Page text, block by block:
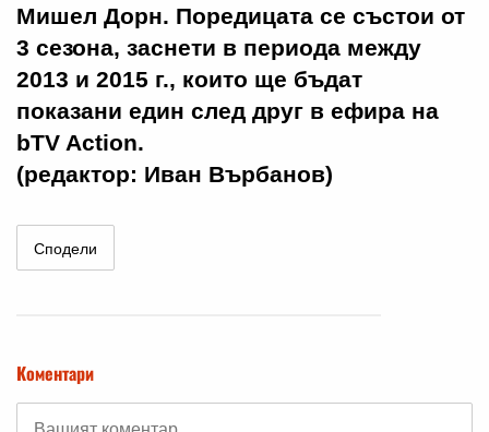
Мишел Дорн. Поредицата се състои от
3 сезона, заснети в периода между
2013 и 2015 г., които ще бъдат
показани един след друг в ефира на
bTV Action.
(редактор: Иван Върбанов)
Сподели
Коментари